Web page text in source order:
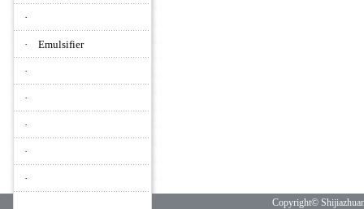
·
· Emulsifier
·
·
·
·
·
Copyright©